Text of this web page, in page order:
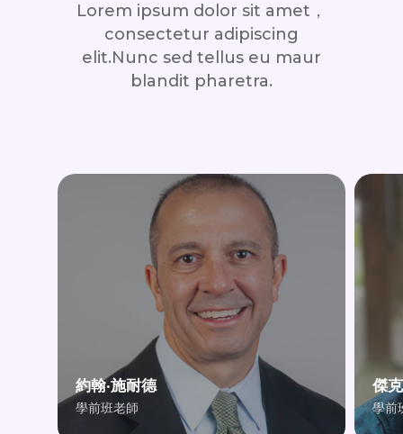
Lorem ipsum dolor sit amet，
consectetur adipiscing
elit.Nunc sed tellus eu maur
blandit pharetra.
約翰·施耐德
學前班老師
傑
學前